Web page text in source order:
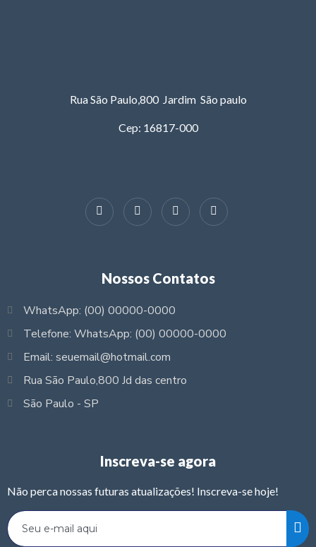
Rua São Paulo,800 Jardim São paulo
Cep: 16817-000
Nossos Contatos
WhatsApp: (00) 00000-0000
Telefone: WhatsApp: (00) 00000-0000
Email: seuemail@hotmail.com
Rua São Paulo,800 Jd das centro
São Paulo - SP
Inscreva-se agora
Não perca nossas futuras atualizações! Inscreva-se hoje!